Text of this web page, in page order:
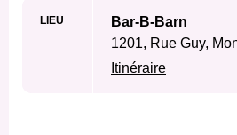
LIEU
Bar-B-Barn
1201, Rue Guy,
Itinéraire